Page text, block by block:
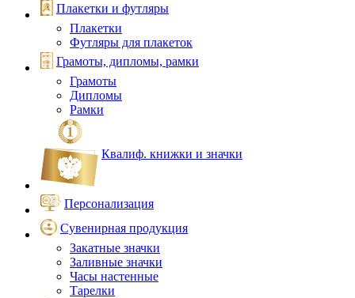
Плакетки и футляры
Плакетки
Футляры для плакеток
Грамоты, дипломы, рамки
Грамоты
Дипломы
Рамки
Квалиф. книжки и значки
Персонализация
Сувенирная продукция
Закатные значки
Заливные значки
Часы настенные
Тарелки